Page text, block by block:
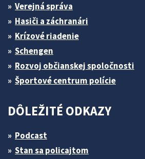
Verejná správa
Hasiči a záchranári
Krízové riadenie
Schengen
Rozvoj občianskej spoločnosti
Športové centrum polície
DÔLEŽITÉ ODKAZY
Podcast
Stan sa policajtom